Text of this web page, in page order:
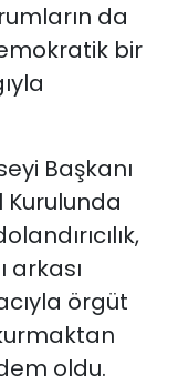
da
bir
Başkanı
Kurulunda
örgüt
oldu.